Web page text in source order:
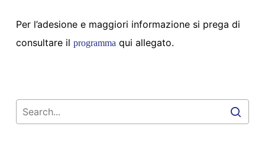
Per l’adesione e maggiori informazione si prega di
consultare il programmaqui allegato.